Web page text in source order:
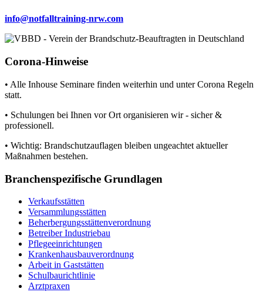
info@notfalltraining-nrw.com
Corona-Hinweise
• Alle Inhouse Seminare finden weiterhin und unter Corona Regeln
statt.
• Schulungen bei Ihnen vor Ort organisieren wir - sicher &
professionell.
• Wichtig: Brandschutzauflagen bleiben ungeachtet aktueller
Maßnahmen bestehen.
Branchenspezifische Grundlagen
Verkaufsstätten
Versammlungsstätten
Beherbergungsstättenverordnung
Betreiber Industriebau
Pflegeeinrichtungen
Krankenhausbauverordnung
Arbeit in Gaststätten
Schulbaurichtlinie
Arztpraxen